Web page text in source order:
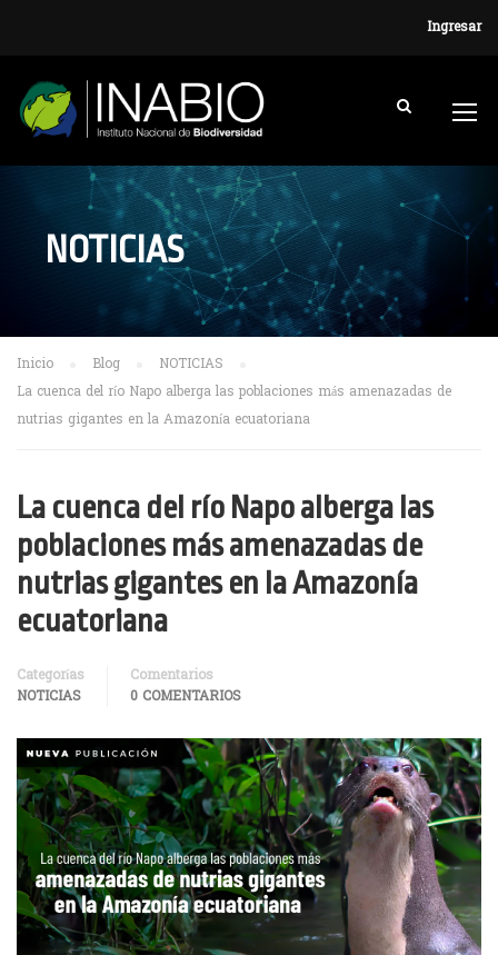
Ingresar
NOTICIAS
Inicio Blog
NOTICIAS
La cuenca del río Napo alberga las poblaciones más amenazadas de
nutrias gigantes en la Amazonía ecuatoriana
La cuenca del río Napo alberga las
poblaciones más amenazadas de
nutrias gigantes en la Amazonía
ecuatoriana
Categorías
NOTICIAS
Comentarios
0 COMENTARIOS